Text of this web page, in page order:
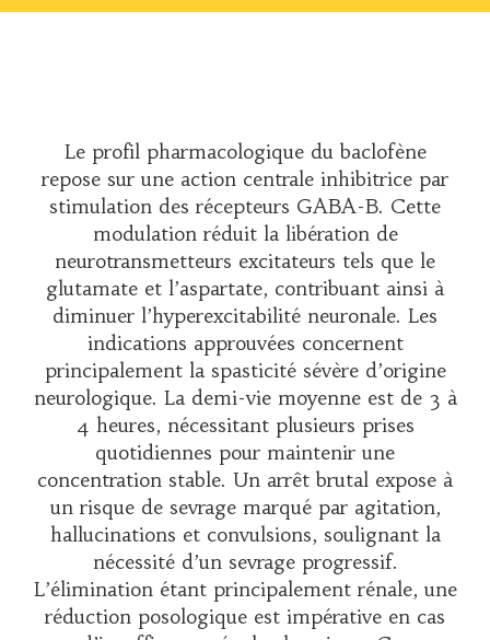
Le profil pharmacologique du baclofène
repose sur une action centrale inhibitrice par
stimulation des récepteurs GABA-B. Cette
modulation réduit la libération de
neurotransmetteurs excitateurs tels que le
glutamate et l’aspartate, contribuant ainsi à
diminuer l’hyperexcitabilité neuronale. Les
indications approuvées concernent
principalement la spasticité sévère d’origine
neurologique. La demi-vie moyenne est de 3 à
4 heures, nécessitant plusieurs prises
quotidiennes pour maintenir une
concentration stable. Un arrêt brutal expose à
un risque de sevrage marqué par agitation,
hallucinations et convulsions, soulignant la
nécessité d’un sevrage progressif.
L’élimination étant principalement rénale, une
réduction posologique est impérative en cas